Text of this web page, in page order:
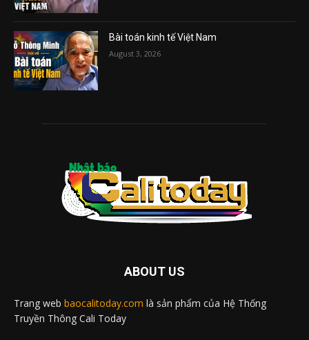
Bài toán kinh tế Việt Nam
August 3, 2026
ABOUT US
Trang web baocalitoday.com là sản phẩm của Hệ Thống
Truyền Thông Cali Today